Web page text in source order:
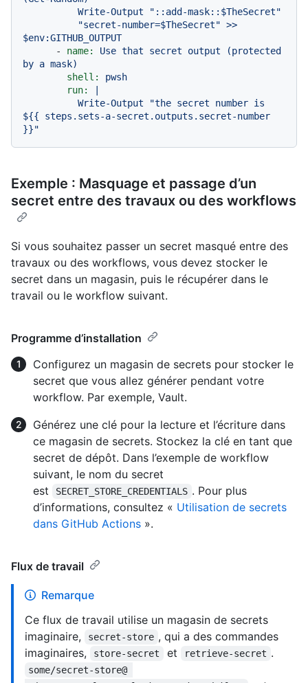
-
name: Use that secret output
(protected
by a mask)
shell:
pwsh
run:
${{ steps.sets-a-secret.outputs.secret-number
Exemple : Masquage et passage d’un
secret entre des travaux ou des workflows
Si vous souhaitez passer un secret masqué entre des
travaux ou des workflows, vous devez stocker le
secret dans un magasin, puis le récupérer dans le
travail ou le workflow suivant.
Programme d’installation
Configurez un magasin de secrets pour stocker le
secret que vous allez générer pendant votre
workflow. Par exemple, Vault.
Générez une clé pour la lecture et l’écriture dans
ce magasin de secrets. Stockez la clé en tant que
secret de dépôt. Dans l’exemple de workflow
suivant, le nom du secret
est
SECRET_STORE_CREDENTIALS . Pour plus
d’informations, consultez « Utilisation de secrets
dans GitHub Actions ».
Flux de travail
Remarque
Ce flux de travail utilise un magasin de secrets
imaginaire,
secret-store , qui a des commandes
imaginaires,
store-secret et retrieve-secret .
some/secret-store@